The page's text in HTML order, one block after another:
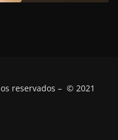
reservados – © 2021